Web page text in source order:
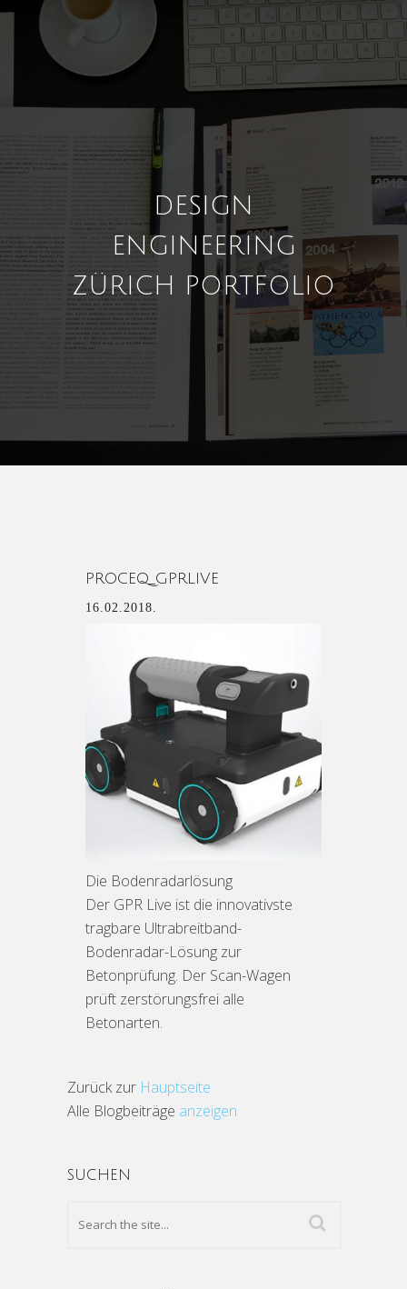
DESIGN
ENGINEERING
ZÜRICH PORTFOLIO
PROCEQ_GPRLIVE
16.02.2018.
Die Bodenradarlösung
Der GPR Live ist die innovativste
tragbare Ultrabreitband-
Bodenradar-Lösung zur
Betonprüfung. Der Scan-Wagen
prüft zerstörungsfrei alle
Betonarten.
Zurück zur Hauptseite
Alle Blogbeiträge anzeigen
SUCHEN